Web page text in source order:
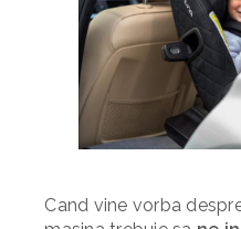
Cand vine vorba